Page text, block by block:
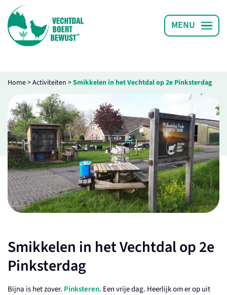
Home>Activiteiten >Smikkelen in het Vechtdal op 2e Pinksterdag
Smikkelen in het Vechtdal op 2e
Pinksterdag
Bijna is het zover. Pinksteren. Een vrije dag. Heerlijk om er op uit